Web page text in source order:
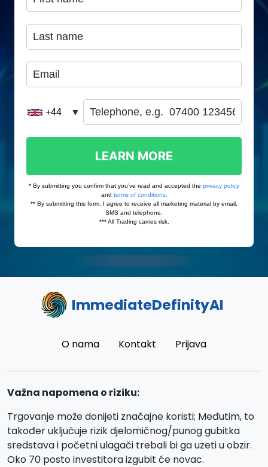
ImmediateDefinityAI
O nama Kontakt Prijava
Važna napomena o riziku:
Trgovanje može donijeti značajne koristi; Međutim, to
također uključuje rizik djelomičnog/punog gubitka
sredstava i početni ulagači trebali bi ga uzeti u obzir.
Oko 70 posto investitora izgubit će novac.